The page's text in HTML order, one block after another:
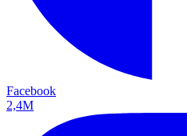
Facebook
2,4M